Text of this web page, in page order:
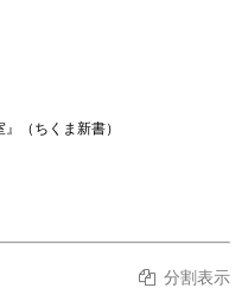
（ちくま新書）
分割表示